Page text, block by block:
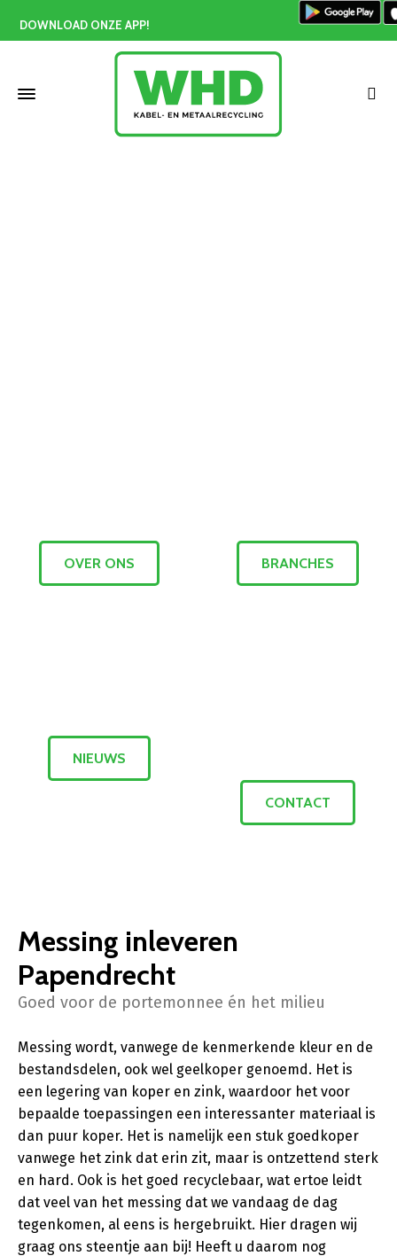
DOWNLOAD ONZE APP!
OVER ONS BRANCHES
NIEUWS
CONTACT
Messing inleveren
Papendrecht
Goed voor de portemonnee én het milieu
Messing wordt, vanwege de kenmerkende kleur en de
bestandsdelen, ook wel geelkoper genoemd. Het is
een legering van koper en zink, waardoor het voor
bepaalde toepassingen een interessanter materiaal is
dan puur koper. Het is namelijk een stuk goedkoper
vanwege het zink dat erin zit, maar is ontzettend sterk
en hard. Ook is het goed recyclebaar, wat ertoe leidt
dat veel van het messing dat we vandaag de dag
tegenkomen, al eens is hergebruikt. Hier dragen wij
graag ons steentje aan bij! Heeft u daarom nog